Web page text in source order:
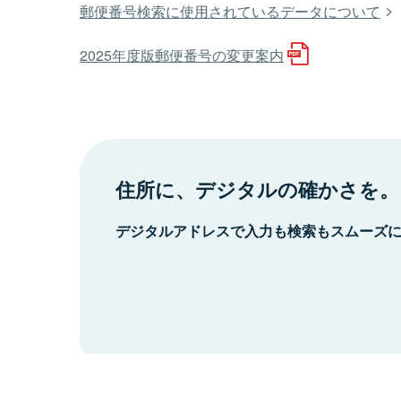
郵便番号検索に使用されているデータについて
2025年度版郵便番号の変更案内
住所に、デジタルの確かさを。
デジタルアドレスで入力も検索もスムーズ